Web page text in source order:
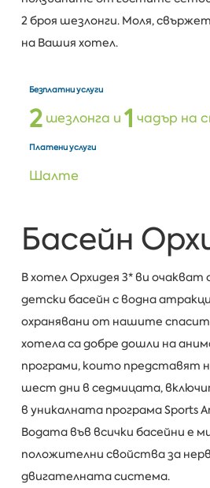
2 броя шезлонги. Моля,
на Вашия хотел.
Безплатни услуги
2шезлонга и 1 чадър на
Платени услуги
Шалте
Басейн
В хотел Орхидея 3* ви
детски басейн с водна
охранявани от нашите
хотела са добре дошли на
програми, които представят
шест дни в седмицата,
в уникалната програма Sports
Водата във всички басейни е
положителни свойства за
двигателната система.